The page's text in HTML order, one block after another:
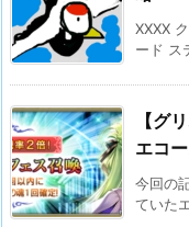
XXXX
ード ス
【グ
エコ
今回の
ていた